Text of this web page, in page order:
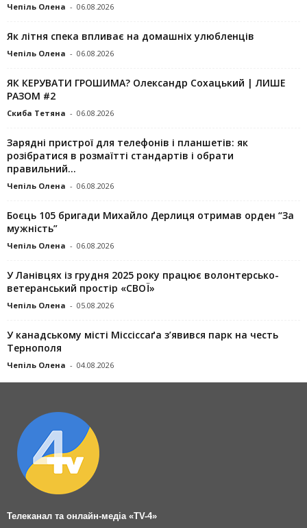
Чепіль Олена - 06.08.2026
Як літня спека впливає на домашніх улюбленців
Чепіль Олена - 06.08.2026
ЯК КЕРУВАТИ ГРОШИМА? Олександр Сохацький | ЛИШЕ
РАЗОМ #2
Скиба Тетяна - 06.08.2026
Зарядні пристрої для телефонів і планшетів: як
розібратися в розмаїтті стандартів і обрати
правильний...
Чепіль Олена - 06.08.2026
Боєць 105 бригади Михайло Дерлиця отримав орден “За
мужність”
Чепіль Олена - 06.08.2026
У Ланівцях із грудня 2025 року працює волонтерсько-
ветеранський простір «СВОЇ»
Чепіль Олена - 05.08.2026
У канадському місті Міссіссаґа з’явився парк на честь
Тернополя
Чепіль Олена - 04.08.2026
Телеканал та онлайн-медіа «TV-4»